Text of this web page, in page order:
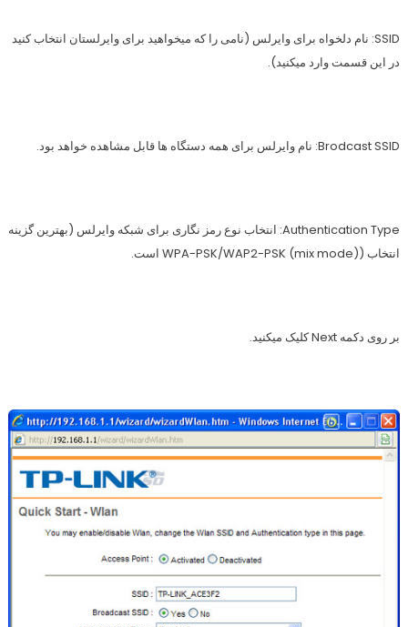
SSID: نام دلخواه برای وایرلس (نامی را که میخواهید برای وایرلستان انتخاب کنید
در این قسمت وارد میکنید).
Brodcast SSID: نام وایرلس برای همه دستگاه ها قابل مشاهده خواهد بود.
Authentication Type: انتخاب نوع رمز نگاری برای شبکه وایرلس (بهترین گزینه
انتخاب (WPA-PSK/WAP2-PSK (mix mode) است.
بر روی دکمه Next کلیک میکنید.